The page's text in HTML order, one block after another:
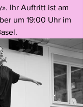
Ihr Auftritt ist am
um 19:00 Uhr im